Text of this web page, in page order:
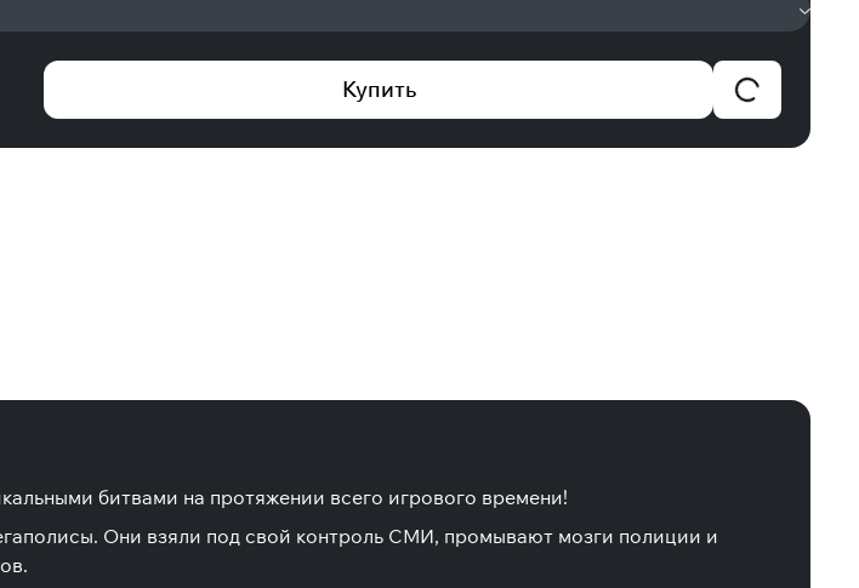
Купить
битвами на протяжении всего игрового времени!
Они взяли под свой контроль СМИ, промывают мозги полиции и